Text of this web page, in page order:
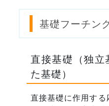
基礎フーチン
直接基礎（独
た基礎）
直接基礎に作用す